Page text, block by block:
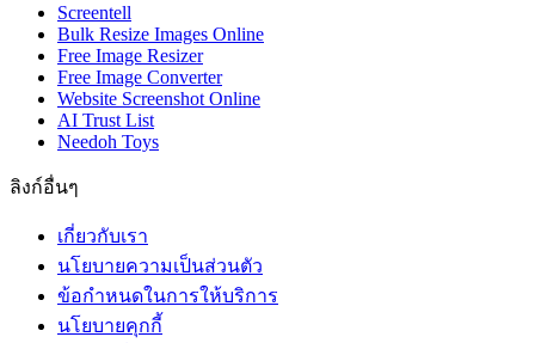
Screentell
Bulk Resize Images Online
Free Image Resizer
Free Image Converter
Website Screenshot Online
AI Trust List
Needoh Toys
ลิงก์อื่นๆ
เกี่ยวกับเรา
นโยบายความเป็นส่วนตัว
ข้อกำหนดในการให้บริการ
นโยบายคุกกี้